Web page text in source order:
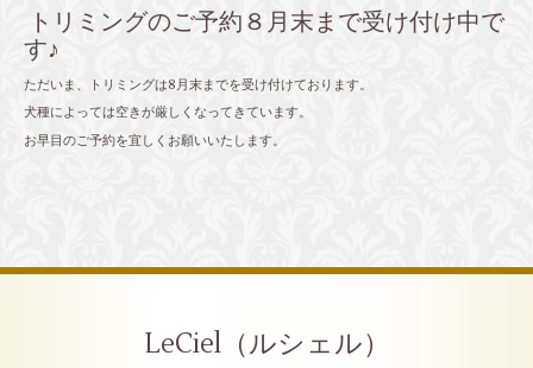
トリミングのご予約８月末まで受け付け中で
す♪
ただいま、トリミングは8月末までを受け付けております。
犬種によっては空きが厳しくなってきています。
お早目のご予約を宜しくお願いいたします。
LeCiel（ルシェル）